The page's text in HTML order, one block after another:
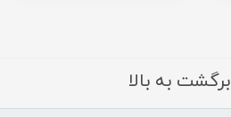
برگشت به بالا